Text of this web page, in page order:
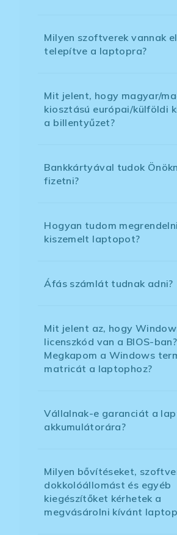
Milyen szoftverek vannak
telepítve a laptopra?
Mit jelent, hogy magyar/
kiosztású európai/külföldi
a billentyűzet?
Bankkártyával tudok
fizetni?
Hogyan tudom
kiszemelt laptopot?
Áfás számlát tudnak adni?
Mit jelent az, hogy
licenszkód van a BIOS-ban?
Megkapom a Windows
matricát a laptophoz?
Vállalnak-e garanciát a
akkumulátorára?
Milyen bővítéseket,
dokkolóállomást és egyéb
kiegészítőket kérhetek a
megvásárolni kívánt